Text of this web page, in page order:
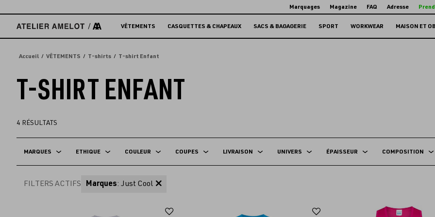
directement
contenu
Marquages Magazine FAQ Adresse
VÊTEMENTS CASQUETTES & CHAPEAUX SACS & BAGAGERIE SPORT WORKWEAR MAISON ET
Accueil VÊTEMENTS T-shirts T-shirt Enfant
T-SHIRT ENFANT
4 RÉSULTATS
MARQUES ETHIQUE COULEUR COUPES LIVRAISON UNIVERS ÉPAISSEUR COMPOSITION
FILTERS ACTIFS Marques: Just Cool